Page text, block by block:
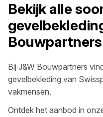
Bekijk alle
Bouwpartners
Bij J&W Bouwpartners
gevelbekleding van
vakmensen.
Ontdek het aanbod in